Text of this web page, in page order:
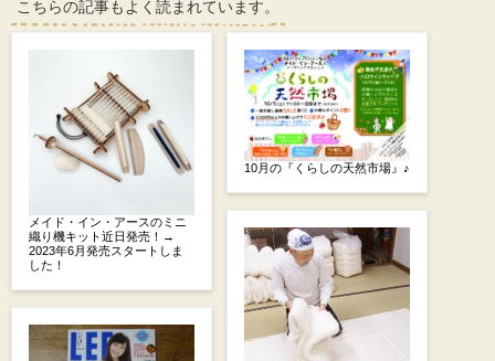
こちらの記事もよく読まれています。
メイド・イン・アースのミニ
織り機キット近日発売！→
2023年6月発売スタートしま
した！
10月の『くらしの天然市場』♪